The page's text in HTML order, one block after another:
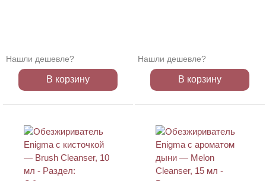
Нашли дешевле?
В корзину
Нашли дешевле?
В корзину